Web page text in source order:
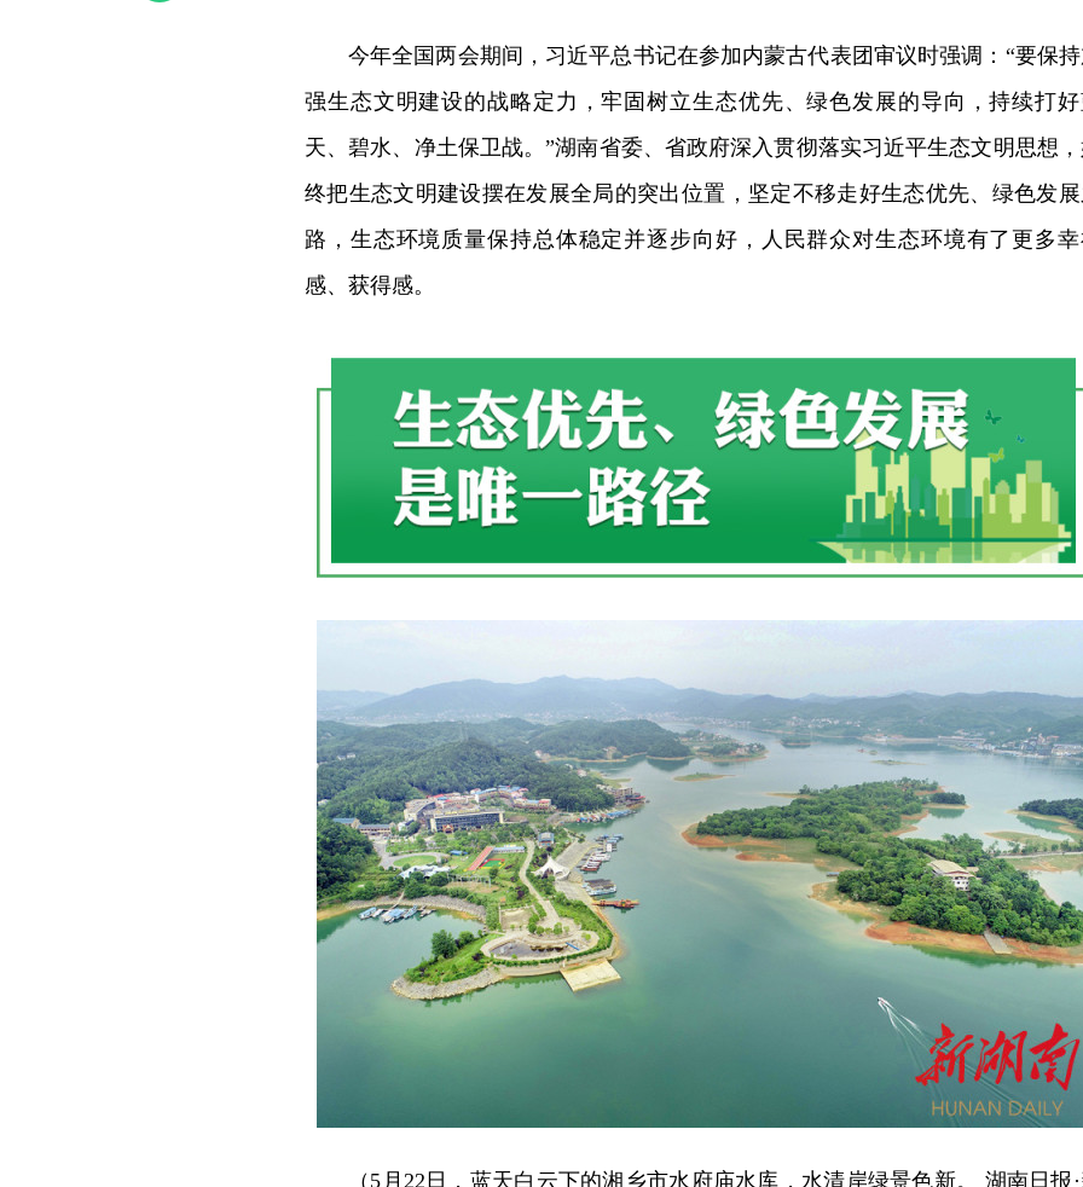
今年全国两会期间，习近平总书记在参加内蒙古代表团审议时强调：“要保
强生态文明建设的战略定力，牢固树立生态优先、绿色发展的导向，持续打
天、碧水、净土保卫战。”湖南省委、省政府深入贯彻落实习近平生态文明思想
终把生态文明建设摆在发展全局的突出位置，坚定不移走好生态优先、绿色发
路，生态环境质量保持总体稳定并逐步向好，人民群众对生态环境有了更多
感、获得感。
（5月22日，蓝天白云下的湘乡市水府庙水库，水清岸绿景色新。 湖南日报